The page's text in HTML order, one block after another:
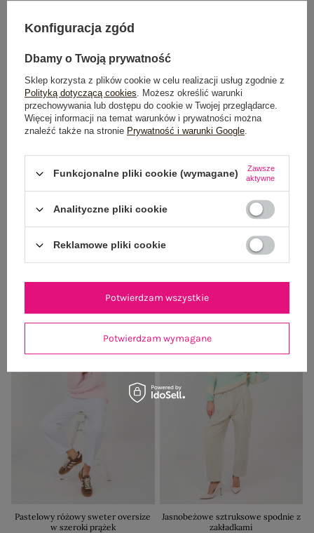
marchewki z sztruksu
139,99 zł
Miętowe damskie spodnie carrot z
sztruksu
139,99 zł
Pastelowy różowy sweter oversize
w szeroki prążek
Jasnobeżowe sztruksowe spodnie z
zakładkami
Konfiguracja zgód
Dbamy o Twoją prywatność
Sklep korzysta z plików cookie w celu realizacji usług zgodnie z
Polityką dotyczącą cookies. Możesz określić warunki
przechowywania lub dostępu do cookie w Twojej przeglądarce.
Więcej informacji na temat warunków i prywatności można
znaleźć także na stronie Prywatność i warunki Google.
Funkcjonalne pliki cookie (wymagane)
Zawsze
aktywne
Analityczne pliki cookie
Reklamowe pliki cookie
Potwierdzam wymagane
Potwierdzam wszystkie